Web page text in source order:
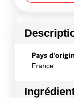
Pays
France